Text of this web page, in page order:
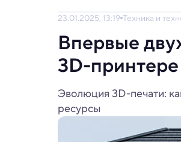
23.01.2025, 13:19 Техника и
Впервые
3D-принтере
Эволюция 3D-печати:
ресурсы